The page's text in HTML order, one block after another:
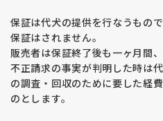
保証は代犬の提供を行なうもの
保証はされません。
販売者は保証終了後も一ヶ月間
不正請求の事実が判明した時は
の調査・回収のために要した経
のとします。